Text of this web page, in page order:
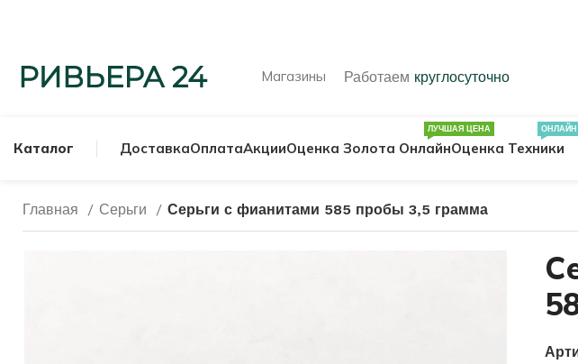
Магазины Работаем круглосуточно
Каталог
МУЖСКИЕ КОЛЬЦА ПЕЧАТКИ
ДоставкаОплатаАкцииОценка Золота Онлайн
ЛУЧШАЯ ЦЕНА
Оценка Техники
ОНЛАЙН
Главная Серьги Серьги с фианитами 585 пробы 3,5 грамма